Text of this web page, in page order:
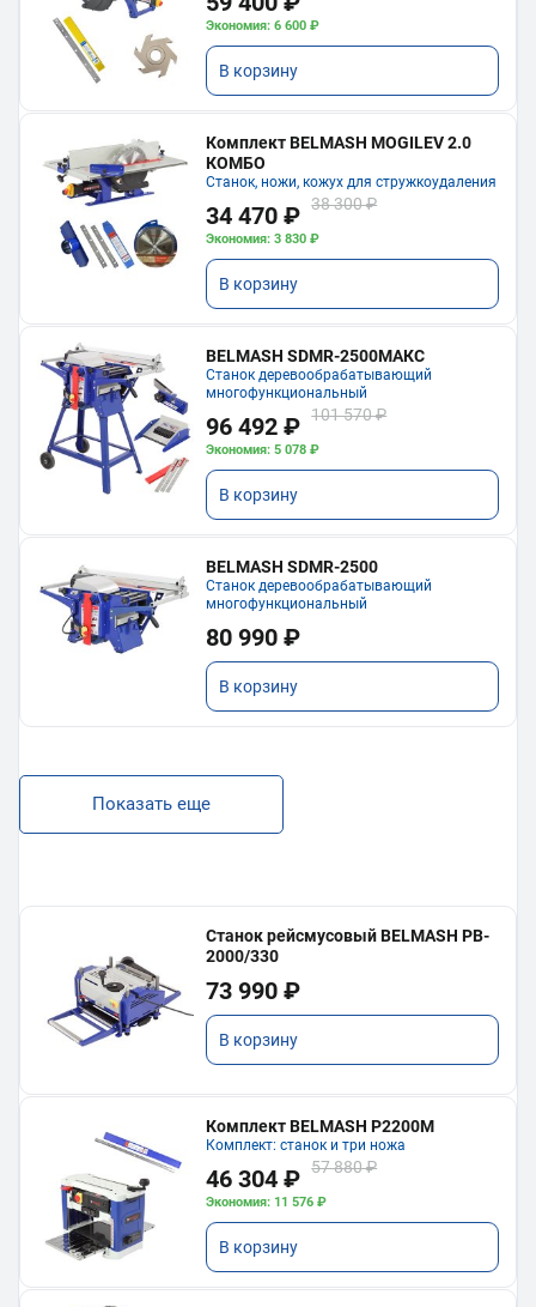
Экономия: 6 600 ₽
В корзину
Комплект BELMASH MOGILEV 2.0
КОМБО
Станок, ножи, кожух для стружкоудаления
34 470 ₽ 38 300 ₽
Экономия: 3 830 ₽
В корзину
BELMASH SDMR-2500МАКС
Станок деревообрабатывающий
многофункциональный
96 492 ₽ 101 570 ₽
Экономия: 5 078 ₽
В корзину
BELMASH SDMR-2500
Станок деревообрабатывающий
многофункциональный
80 990 ₽
В корзину
Показать еще
Станок рейсмусовый BELMASH PB-
2000/330
73 990 ₽
В корзину
Комплект BELMASH P2200M
Комплект: станок и три ножа
46 304 ₽ 57 880 ₽
Экономия: 11 576 ₽
В корзину